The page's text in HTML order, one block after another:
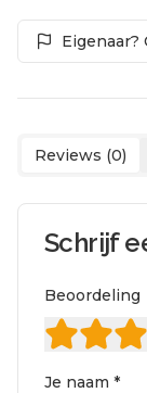
Eigenaar?
Reviews (0)
Schrijf
Beoordeling
Je naam *